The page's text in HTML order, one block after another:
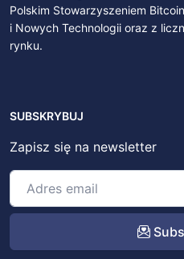
Polskim Stowarzyszeniem
i Nowych Technologii oraz z
rynku.
SUBSKRYBUJ
Zapisz się na newsletter